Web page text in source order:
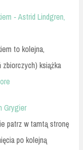
- Astrid Lindgren,
to kolejna,
książka
Grygier
patrz w tamtą stronę
po kolejną